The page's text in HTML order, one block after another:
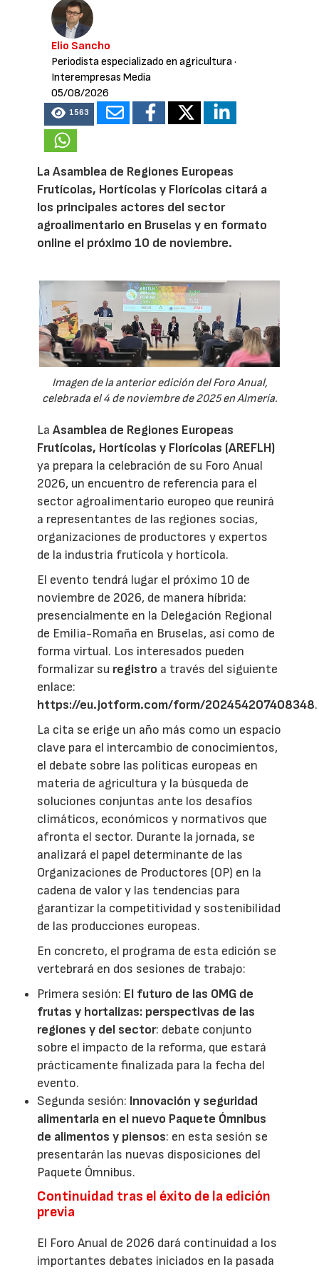
Elio Sancho
Periodista especializado en agricultura·
Interempresas Media
05/08/2026
1563
La Asamblea de Regiones Europeas
Frutícolas, Hortícolas y Florícolas citará a
los principales actores del sector
agroalimentario en Bruselas y en formato
online el próximo 10 de noviembre.
Imagen de la anterior edición del Foro Anual,
celebrada el 4 de noviembre de 2025 en Almería.
LaAsamblea de Regiones Europeas
Frutícolas, Hortícolas y Florícolas (AREFLH)
ya prepara la celebración de su Foro Anual
2026, un encuentro de referencia para el
sector agroalimentario europeo que reunirá
a representantes de las regiones socias,
organizaciones de productores y expertos
de la industria frutícola y hortícola.
El evento tendrá lugar el próximo 10 de
noviembre de 2026, de manera híbrida:
presencialmente en la Delegación Regional
de Emilia-Romaña en Bruselas, así como de
forma virtual. Los interesados pueden
formalizar su registro a través del siguiente
enlace:
https://eu.jotform.com/form/202454207408348.
La cita se erige un año más como un espacio
clave para el intercambio de conocimientos,
el debate sobre las políticas europeas en
materia de agricultura y la búsqueda de
soluciones conjuntas ante los desafíos
climáticos, económicos y normativos que
afronta el sector. Durante la jornada, se
analizará el papel determinante de las
Organizaciones de Productores (OP) en la
cadena de valor y las tendencias para
garantizar la competitividad y sostenibilidad
de las producciones europeas.
En concreto, el programa de esta edición se
vertebrará en dos sesiones de trabajo:
Primera sesión: El futuro de las OMG de
frutas y hortalizas: perspectivas de las
regiones y del sector: debate conjunto
sobre el impacto de la reforma, que estará
prácticamente finalizada para la fecha del
evento.
Segunda sesión: Innovación y seguridad
alimentaria en el nuevo Paquete Ómnibus
de alimentos y piensos: en esta sesión se
presentarán las nuevas disposiciones del
Paquete Ómnibus.
Continuidad tras el éxito de la edición
previa
El Foro Anual de 2026 dará continuidad a los
importantes debates iniciados en la pasada